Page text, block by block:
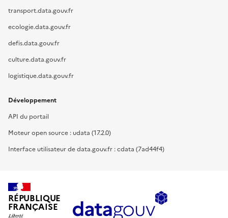
transport.data.gouv.fr
ecologie.data.gouv.fr
defis.data.gouv.fr
culture.data.gouv.fr
logistique.data.gouv.fr
Développement
API du portail
Moteur open source : udata (17.2.0)
Interface utilisateur de data.gouv.fr : cdata (7ad44f4)
RÉPUBLIQUE
FRANÇAISE